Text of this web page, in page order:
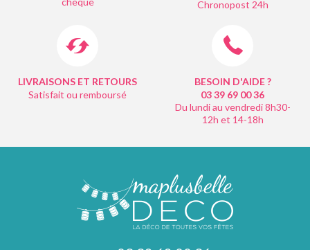
Chronopost 24h
LIVRAISONS ET RETOURS
Satisfait ou remboursé
BESOIN D'AIDE ?
03 39 69 0036
Du lundi au vendredi 8h30-
12h et 14-18h